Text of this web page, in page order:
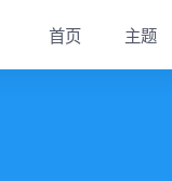
首页 主题